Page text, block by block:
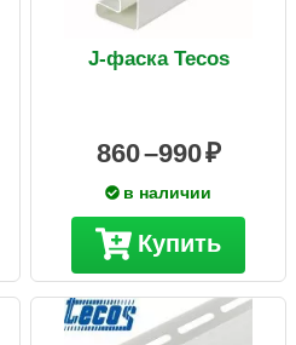
J-фаска Tecos
860 –990
в наличии
Купить